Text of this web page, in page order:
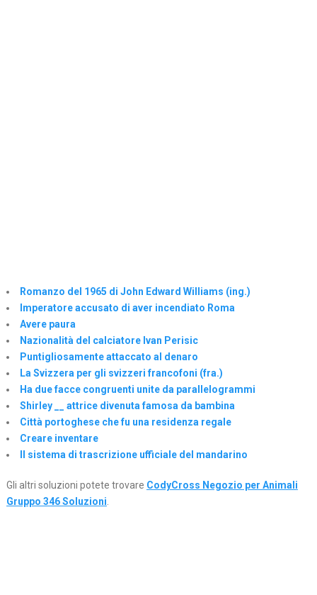
Romanzo del 1965 di John Edward Williams (ing.)
Imperatore accusato di aver incendiato Roma
Avere paura
Nazionalità del calciatore Ivan Perisic
Puntigliosamente attaccato al denaro
La Svizzera per gli svizzeri francofoni (fra.)
Ha due facce congruenti unite da parallelogrammi
Shirley __ attrice divenuta famosa da bambina
Città portoghese che fu una residenza regale
Creare inventare
Il sistema di trascrizione ufficiale del mandarino
Gli altri soluzioni potete trovare CodyCross Negozio per Animali
Gruppo 346 Soluzioni.